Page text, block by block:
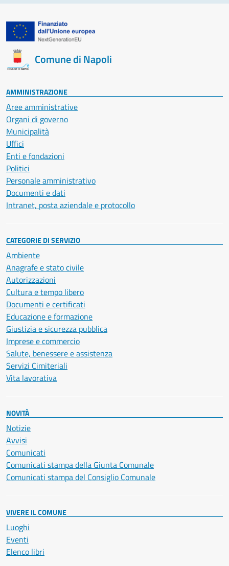
Comune di Napoli
AMMINISTRAZIONE
Aree amministrative
Organi di governo
Municipalità
Uffici
Enti e fondazioni
Politici
Personale amministrativo
Documenti e dati
Intranet, posta aziendale e protocollo
CATEGORIE DI SERVIZIO
Ambiente
Anagrafe e stato civile
Autorizzazioni
Cultura e tempo libero
Documenti e certificati
Educazione e formazione
Giustizia e sicurezza pubblica
Imprese e commercio
Salute, benessere e assistenza
Servizi Cimiteriali
Vita lavorativa
NOVITÀ
Notizie
Avvisi
Comunicati
Comunicati stampa della Giunta Comunale
Comunicati stampa del Consiglio Comunale
VIVERE IL COMUNE
Luoghi
Eventi
Elenco libri